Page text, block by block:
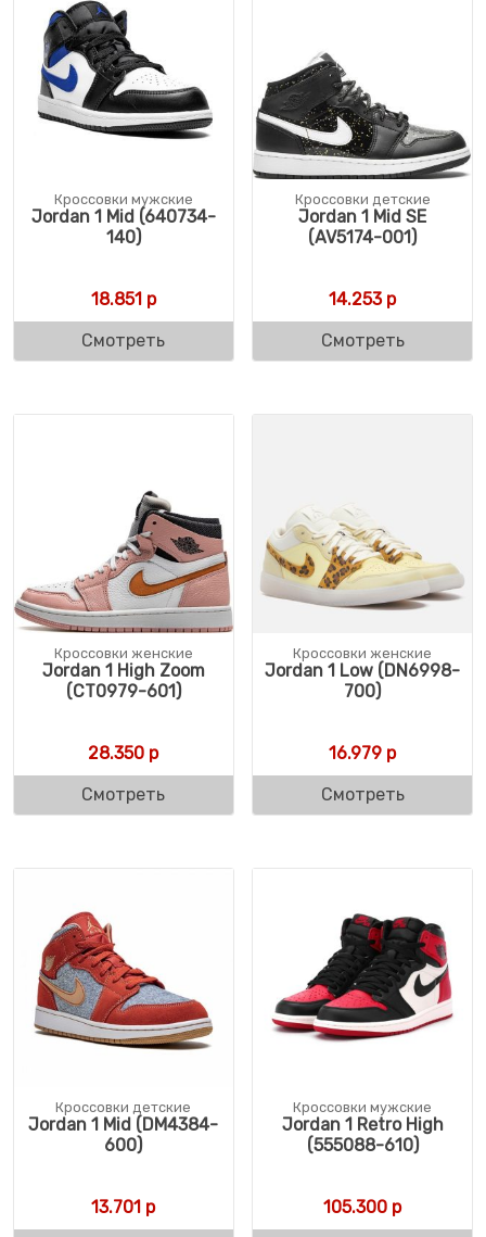
Кроссовки мужские
Jordan 1 Mid (640734-
140)
18.851р
Смотреть
Кроссовки детские
Jordan 1 Mid SE
(AV5174-001)
14.253р
Смотреть
Кроссовки женские
Jordan 1 High Zoom
(CT0979-601)
28.350 р
Смотреть
Кроссовки женские
Jordan 1 Low (DN6998-
700)
16.979 р
Смотреть
Кроссовки детские
Jordan 1 Mid (DM4384-
600)
13.701 р
Кроссовки мужские
Jordan 1 Retro High
(555088-610)
105.300 р